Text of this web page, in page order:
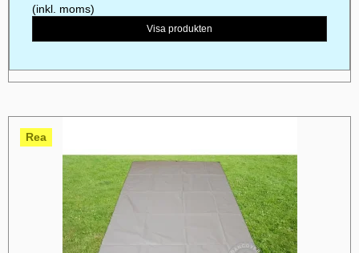
(inkl. moms)
Visa produkten
Rea